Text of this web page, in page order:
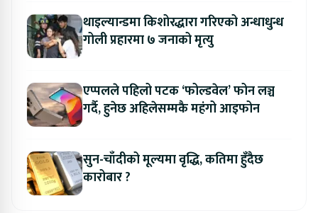
थाइल्यान्डमा किशोरद्धारा गरिएको अन्धाधुन्ध
गोली प्रहारमा ७ जनाको मृत्यु
एप्पलले पहिलो पटक ‘फोल्डवेल’ फोन लञ्च
गर्दै, हुनेछ अहिलेसम्मकै महंगो आइफोन
सुन-चाँदीको मूल्यमा वृद्धि, कतिमा हुँदैछ
कारोबार ?